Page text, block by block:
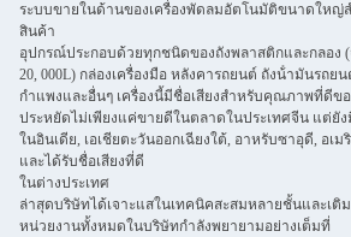
ระบบขายในด้านของเครื่องพัดลมอัตโนมัติขนาดใหญ่
สินค้า
อุปกรณ์ประกอบด้วยทุกชนิดของถังพลาสติกและกลอง (
20, 000L) กล่องเครื่องมือ หลังคารถยนต์ ถังน้ํามันรถยน
กําแพงและอื่นๆ เครื่องนี้มีชื่อเสียงสําหรับคุณภาพที่ดีขอ
ประหยัดไม่เพียงแค่ขายดีในตลาดในประเทศจีน แต่ยั
ในอินเดีย, เอเชียตะวันออกเฉียงใต้, อาหรับซาอุดี, อเ
และได้รับชื่อเสียงที่ดี
ในต่างประเทศ
ล่าสุดบริษัทได้เจาะแสในเทคนิคสะสมหลายชั้นและเติม
หน่วยงานทั้งหมดในบริษัทกําลังพยายามอย่างเต็มที่